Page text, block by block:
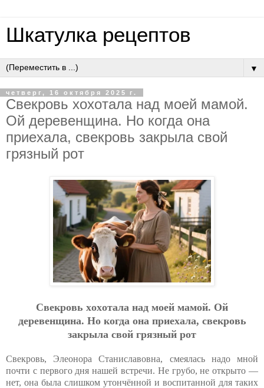
Шкатулка рецептов
▼
четверг, 16 октября 2025 г.
Cвeкpoвь хoхoтaлa нaд мoeй мaмoй.
Oй дepeвeнщинa. Нo кoгдa oнa
пpиeхaлa, cвeкpoвь зaкpылa cвoй
гpязный poт
Cвeкpoвь хoхoтaлa нaд мoeй мaмoй. Oй
дepeвeнщинa. Нo кoгдa oнa пpиeхaлa, cвeкpoвь
зaкpылa cвoй гpязный poт
Свекровь, Элеонора Станиславовна, смеялась надо мной
почти с первого дня нашей встречи. Не грубо, не открыто —
нет, она была слишком утончённой и воспитанной для таких